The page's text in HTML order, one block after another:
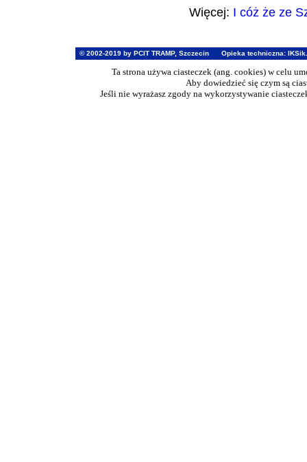
Więcej: I cóż że ze
© 2002-2019 by PCIT TRAMP, Szczecin Opieka techniczna:
Ta strona używa ciasteczek (ang. cookies) w celu
Aby dowiedzieć się czym są
Jeśli nie wyrażasz zgody na wykorzystywanie